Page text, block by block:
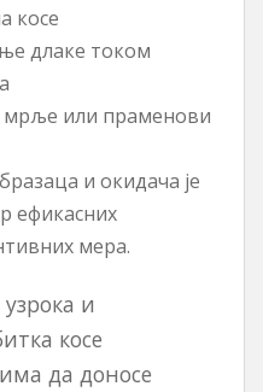
косе
длаке током
мрље или праменови
и окидача је
ефикасних
мера.
и
косе
да доносе